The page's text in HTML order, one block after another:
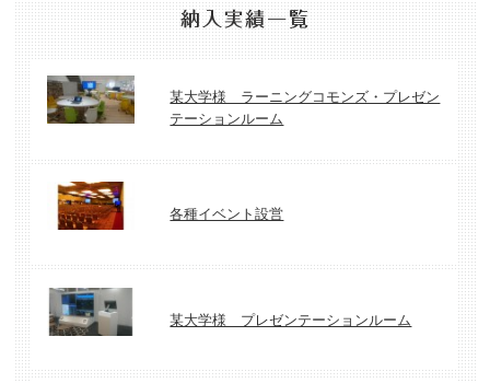
某大学様 ラーニングコモンズ・プレゼン
テーションルーム
各種イベント設営
某大学様 プレゼンテーションルーム